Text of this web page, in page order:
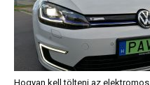
Hogyan kell tölteni az elektromos